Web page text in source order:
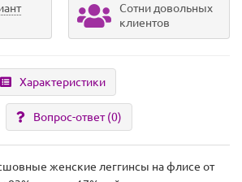
Сотни довольных
клиентов
Характеристики
Вопрос-ответ(0)
женские леггинсы на флисе от